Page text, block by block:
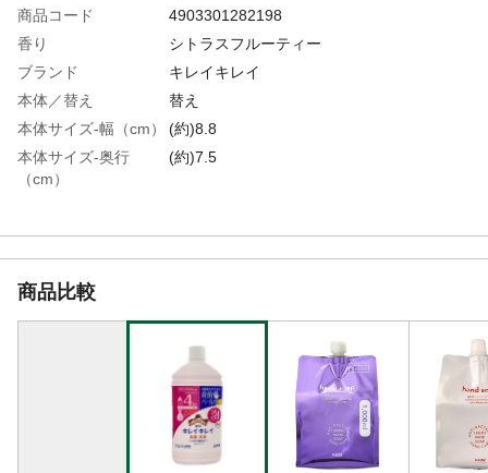
商品コード
4903301282198
香り
シトラスフルーティー
ブランド
キレイキレイ
本体／替え
替え
本体サイズ-幅（cm）
(約)8.8
本体サイズ-奥行
（cm）
(約)7.5
特徴
●つめかえ用800mL つめかえ用(200mL)の
●泡で出るタイプ ●殺菌・消毒/ウイルス・
細菌を除去
●ウイルス・細菌を除去(エンベロープ型ウ
イルスにてテスト。全てのウイルス・細菌
に効果があるわけではありません。) ●き
め細かな泡が汚れをすみずみまでキャッチ
し、しっとりと落とします ●手に香りが残
商品比較